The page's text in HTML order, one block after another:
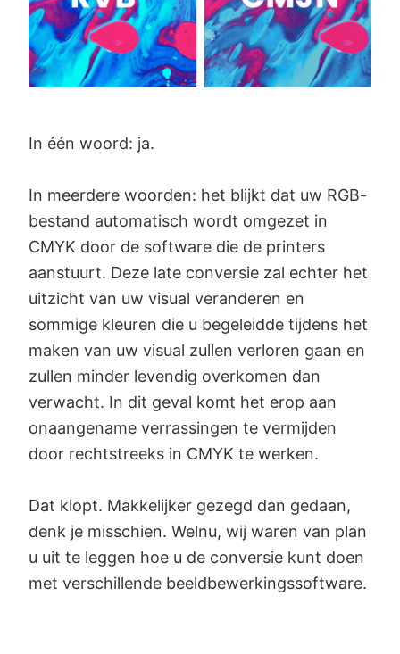
In één woord: ja.
In meerdere woorden: het blijkt dat uw RGB-
bestand automatisch wordt omgezet in
CMYK door de software die de printers
aanstuurt. Deze late conversie zal echter het
uitzicht van uw visual veranderen en
sommige kleuren die u begeleidde tijdens het
maken van uw visual zullen verloren gaan en
zullen minder levendig overkomen dan
verwacht. In dit geval komt het erop aan
onaangename verrassingen te vermijden
door rechtstreeks in CMYK te werken.
Dat klopt. Makkelijker gezegd dan gedaan,
denk je misschien. Welnu, wij waren van plan
u uit te leggen hoe u de conversie kunt doen
met verschillende beeldbewerkingssoftware.